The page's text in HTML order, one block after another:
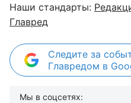
Наши стандарты:
Главред
Следите за
Главредом в
Мы в соцсетях: